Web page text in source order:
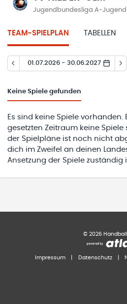
Jugendbundesliga A-
TEAM-SPIELPLAN TABELLEN
01.07.2026 - 30.06.2027
Keine Spiele gefunden
Es sind keine Spiele vorhanden.
gesetzten Zeitraum keine
der Spielpläne ist noch nicht
dich im Zweifel an deinen
Ansetzung der Spiele zuständig
© 2026
Impressum Datenschutz